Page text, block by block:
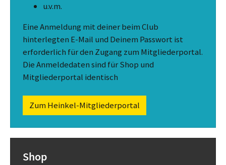
u.v.m.
Eine Anmeldung mit deiner beim Club
hinterlegten E-Mail und Deinem Passwort ist
erforderlich für den Zugang zum Mitgliederportal.
Die Anmeldedaten sind für Shop und
Mitgliederportal identisch
Zum Heinkel-Mitgliederportal
Shop